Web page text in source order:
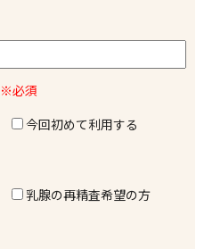
※必須
今回初めて利用する
乳腺の再精査希望の方